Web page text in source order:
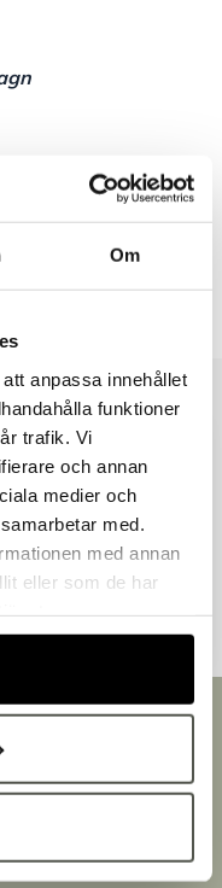
Om
anpassa innehållet
funktioner
trafik. Vi
och annan
medier och
med.
med annan
eller som de har
1–3 dagar
på
privatperson?